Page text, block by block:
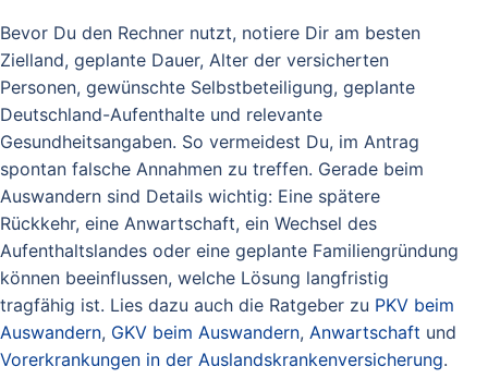
Bevor Du den Rechner nutzt, notiere Dir am besten
Zielland, geplante Dauer, Alter der versicherten
Personen, gewünschte Selbstbeteiligung, geplante
Deutschland-Aufenthalte und relevante
Gesundheitsangaben. So vermeidest Du, im Antrag
spontan falsche Annahmen zu treffen. Gerade beim
Auswandern sind Details wichtig: Eine spätere
Rückkehr, eine Anwartschaft, ein Wechsel des
Aufenthaltslandes oder eine geplante Familiengründung
können beeinflussen, welche Lösung langfristig
tragfähig ist. Lies dazu auch die Ratgeber zu PKV beim
Auswandern, GKV beim Auswandern, Anwartschaft und
Vorerkrankungen in der Auslandskrankenversicherung.